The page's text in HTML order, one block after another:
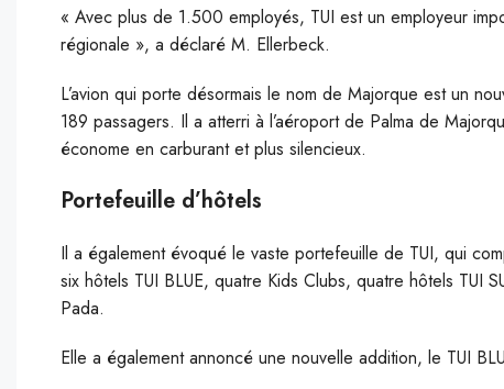
« Avec plus de 1.500 employés, TUI est un employeur
régionale », a déclaré M. Ellerbeck.
L’avion qui porte désormais le nom de Majorque est un
189 passagers. Il a atterri à l’aéroport de Palma de
économe en carburant et plus silencieux.
Portefeuille d’hôtels
Il a également évoqué le vaste portefeuille de TUI, qui
six hôtels TUI BLUE, quatre Kids Clubs, quatre hôtels TUI
Pada.
Elle a également annoncé une nouvelle addition, le TUI